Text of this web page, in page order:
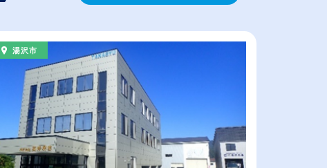
（⾼卒の給与を基準）
従業員が多い順
休日数が多い順
湯沢市